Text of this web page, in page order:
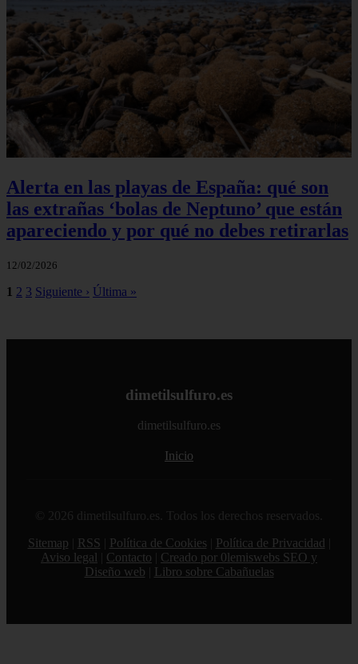
Alerta en las playas de España: qué son
las extrañas ‘bolas de Neptuno’ que están
apareciendo y por qué no debes retirarlas
12/02/2026
1 2 3 Siguiente › Última »
dimetilsulfuro.es
dimetilsulfuro.es
Inicio
© 2026 dimetilsulfuro.es. Todos los derechos reservados.
Sitemap
RSS Política de Cookies Política de Privacidad
Aviso legal
Contacto
Creado por 0lemiswebs SEO y
Diseño web
Libro sobre Cabañuelas